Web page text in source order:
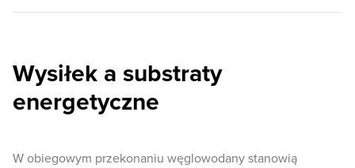
Wysiłek a substraty
energetyczne
W obiegowym przekonaniu węglowodany stanowią